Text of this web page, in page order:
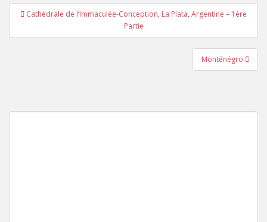
Navigation
l’article
Cathédrale de l’Immaculée-Conception, La Plata, Argentine – 1ère
Partie
Monténégro